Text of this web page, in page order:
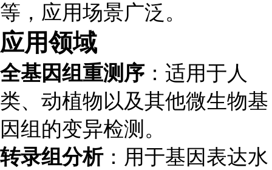
等，应用场景广泛。
应用领域
全基因组重测序 ：适用于人
类、动植物以及其他微生物基
因组的变异检测。
转录组分析：用于基因表达水